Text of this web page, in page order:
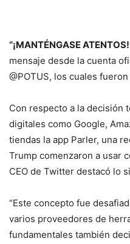
“¡MANTÉNGASE
mensaje desde la cuenta
@POTUS, los cuales
Con respecto a la decisión
digitales como Google,
tiendas la app Parler, una
Trump comenzaron a usar
CEO de Twitter destacó lo
“Este concepto fue
varios proveedores de
fundamentales también